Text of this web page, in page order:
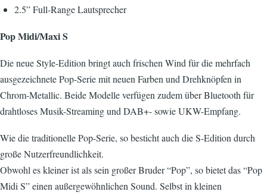
2.5” Full-Range Lautsprecher
Pop Midi/Maxi S
Die neue Style-Edition bringt auch frischen Wind für die mehrfach
ausgezeichnete Pop-Serie mit neuen Farben und Drehknöpfen in
Chrom-Metallic. Beide Modelle verfügen zudem über Bluetooth für
drahtloses Musik-Streaming und DAB+- sowie UKW-Empfang.
Wie die traditionelle Pop-Serie, so besticht auch die S-Edition durch
große Nutzerfreundlichkeit.
Obwohl es kleiner ist als sein großer Bruder “Pop”, so bietet das “Pop
Midi S” einen außergewöhnlichen Sound. Selbst in kleinen